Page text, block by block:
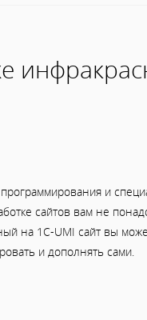
и
сайтов вам не
на 1C-UMI сайт вы
и дополнять сами.